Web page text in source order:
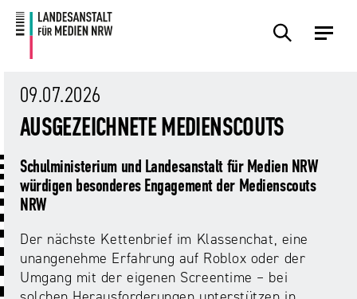
Zum
Inhalt
Zur
Navigation
Themen
Übersicht
Hass
Sexting.
Porno.
Missbrauch.
Events
Übersicht
Audiopreis
Audio
Summit
NRW
Service
Übersicht
Angebote
Angebote
Übersicht
Frage?
Wir
antworten!
Eltern
und
Medien
Info-
und
Über
Übersicht
Die
Landesanstalt
Medien
NRW
Regulierung
Übersicht
TV
und
Streaming
Plattformen
Übersicht
Für
Anbietende
von
und
Benutzeroberflächen
Die
Übersicht
Der
Vorsitzende
Presse
Übersicht
Pressemitteilungen
Presseverteiler
Öffentliche
Bekanntmachungen
09.07.2026
AUSGEZEICHNETE MEDIENSCOUTS
Schulministerium und Landesanstalt für Medien NRW
würdigen besonderes Engagement der Medienscouts
NRW
Der nächste Kettenbrief im Klassenchat, eine
unangenehme Erfahrung auf Roblox oder der
Umgang mit der eigenen Screentime – bei